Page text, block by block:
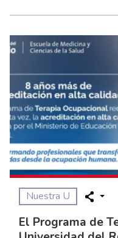
Nuestra U
El Programa de